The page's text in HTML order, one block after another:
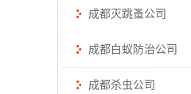
成都灭跳蚤公司
成都白蚁防治公司
成都杀虫公司